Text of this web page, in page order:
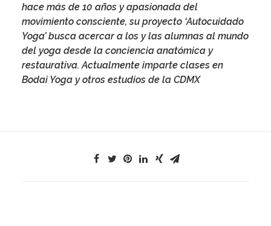
hace más de 10 años y apasionada del
movimiento consciente, su proyecto ‘Autocuidado
Yoga’ busca acercar a los y las alumnas al mundo
del yoga desde la conciencia anatómica y
restaurativa. Actualmente imparte clases en
Bodai Yoga y otros estudios de la CDMX